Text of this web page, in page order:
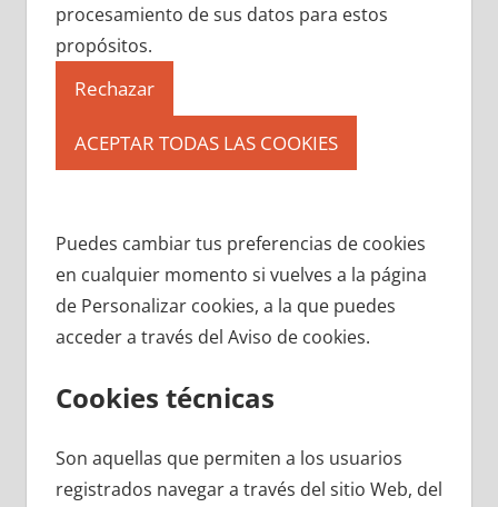
procesamiento de sus datos para estos
propósitos.
Rechazar
ACEPTAR TODAS LAS COOKIES
Puedes cambiar tus preferencias de cookies
en cualquier momento si vuelves a la página
de Personalizar cookies, a la que puedes
acceder a través del Aviso de cookies.
Cookies técnicas
Son aquellas que permiten a los usuarios
registrados navegar a través del sitio Web, del